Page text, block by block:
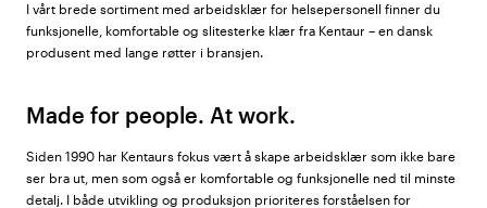
I vårt brede sortiment med arbeidsklær for helsepersonell finner du
funksjonelle, komfortable og slitesterke klær fra Kentaur – en dansk
produsent med lange røtter i bransjen.
Made for people. At work.
Siden 1990 har Kentaurs fokus vært å skape arbeidsklær som ikke bare
ser bra ut, men som også er komfortable og funksjonelle ned til minste
detalj. I både utvikling og produksjon prioriteres forståelsen for